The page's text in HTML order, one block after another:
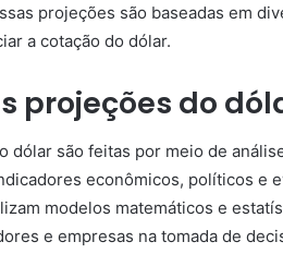
projeções são baseadas em
a cotação do dólar.
projeções do
dólar são feitas por meio de
econômicos, políticos e
modelos matemáticos e
e empresas na tomada de